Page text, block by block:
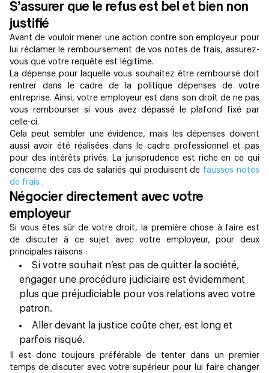
S’assurer que le refus est bel et bien non
justifié
Avant de vouloir mener une action contre son employeur pour
lui réclamer le remboursement de vos notes de frais, assurez-
vous que votre requête est légitime.
La dépense pour laquelle vous souhaitez être remboursé doit
rentrer dans le cadre de la politique dépenses de votre
entreprise. Ainsi, votre employeur est dans son droit de ne pas
vous rembourser si vous avez dépassé le plafond fixé par
celle-ci.
Cela peut sembler une évidence, mais les dépenses doivent
aussi avoir été réalisées dans le cadre professionnel et pas
pour des intérêts privés. La jurisprudence est riche en ce qui
concerne des cas de salariés qui produisent de fausses notes
de frais .
Négocier directement avec votre
employeur
Si vous êtes sûr de votre droit, la première chose à faire est
de discuter à ce sujet avec votre employeur, pour deux
principales raisons :
Si votre souhait n’est pas de quitter la société,
engager une procédure judiciaire est évidemment
plus que préjudiciable pour vos relations avec votre
patron.
Aller devant la justice coûte cher, est long et
parfois risqué.
Il est donc toujours préférable de tenter dans un premier
temps de discuter avec votre supérieur pour lui faire changer